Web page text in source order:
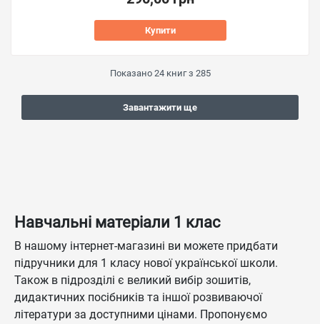
Купити
Показано 24книг з 285
Завантажити ще
Навчальні матеріали 1 клас
В нашому інтернет-магазині ви можете придбати
підручники для 1 класу нової української школи.
Також в підрозділі є великий вибір зошитів,
дидактичних посібників та іншої розвиваючої
літератури за доступними цінами. Пропонуємо